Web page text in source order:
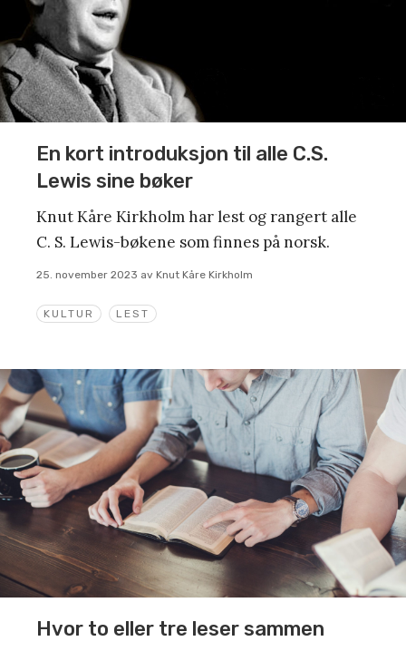
KULTUR LEST
En kort introduksjon til alle C.S.
Lewis sine bøker
Knut Kåre Kirkholm har lest og rangert alle
C. S. Lewis-bøkene som finnes på norsk.
25. november 2023 av Knut Kåre Kirkholm
Hvor to eller tre leser sammen